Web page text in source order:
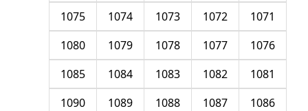
1071
1072
1073
1074
1075
1076
1077
1078
1079
1080
1081
1082
1083
1084
1085
1086
1087
1088
1089
1090